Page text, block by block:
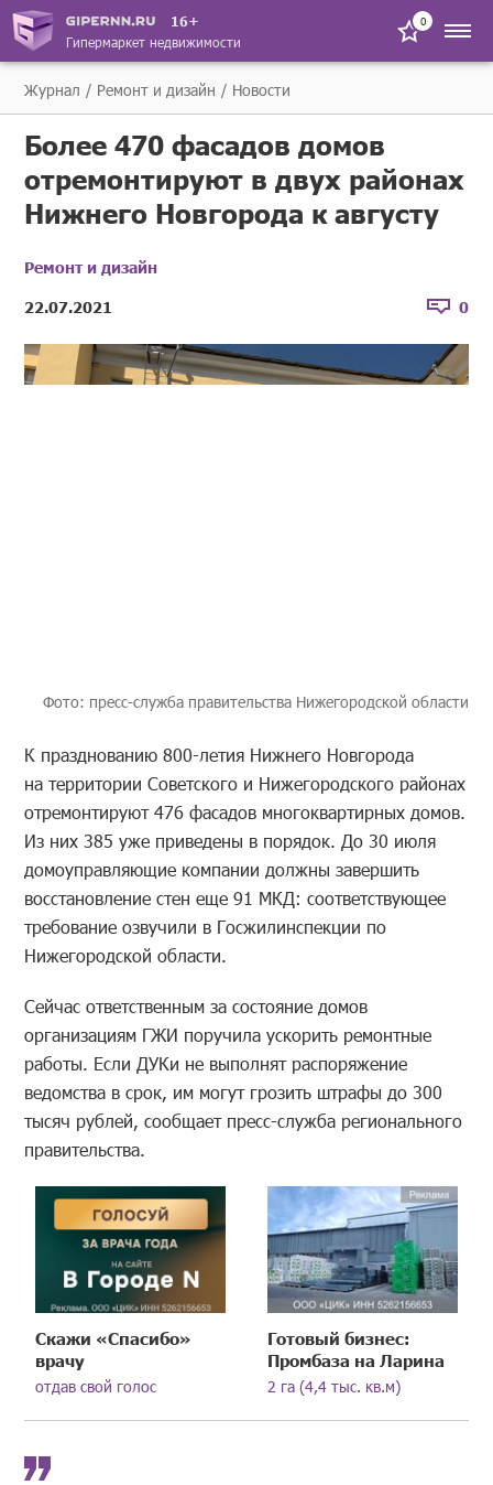
16+
Гипермаркет недвижимости
0
Журнал Ремонт и дизайн Новости
Более 470 фасадов домов
отремонтируют в двух районах
Нижнего Новгорода к августу
Ремонт и дизайн
22.07.2021
0
Фото: пресс-служба правительства Нижегородской области
К празднованию 800-летия Нижнего Новгорода
на территории Советского и Нижегородского районах
отремонтируют 476 фасадов многоквартирных домов.
Из них 385 уже приведены в порядок. До 30 июля
домоуправляющие компании должны завершить
восстановление стен еще 91 МКД: соответствующее
требование озвучили в Госжилинспекции по
Нижегородской области.
Сейчас ответственным за состояние домов
организациям ГЖИ поручила ускорить ремонтные
работы. Если ДУКи не выполнят распоряжение
ведомства в срок, им могут грозить штрафы до 300
тысяч рублей, сообщает пресс-служба регионального
правительства.
Скажи «Спасибо»
врачу
отдав свой голос
Готовый бизнес:
Промбаза на Ларина
2 га (4,4 тыс. кв.м)